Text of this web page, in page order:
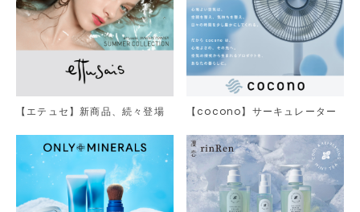
【エテュセ】新商品、続々登場 【cocono】サーキュレーター